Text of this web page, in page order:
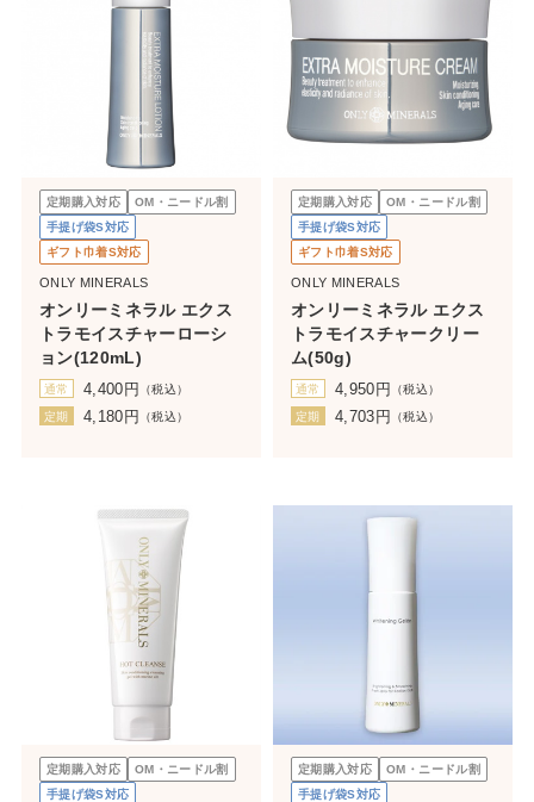
定期購入対応
OM・ニードル割
手提げ袋S対応
ギフト巾着S対応
ONLY MINERALS
オンリーミネラル エクス
トラモイスチャーローシ
ョン(120mL)
通常 4,400 円 （税込）
定期 4,180 円 （税込）
定期購入対応
OM・ニードル割
手提げ袋S対応
ギフト巾着S対応
ONLY MINERALS
オンリーミネラル エクス
トラモイスチャークリー
ム(50g)
通常 4,950 円 （税込）
定期 4,703 円 （税込）
定期購入対応
OM・ニードル割
手提げ袋S対応
定期購入対応
OM・ニードル割
手提げ袋S対応